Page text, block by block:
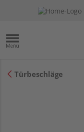
Türbeschläge